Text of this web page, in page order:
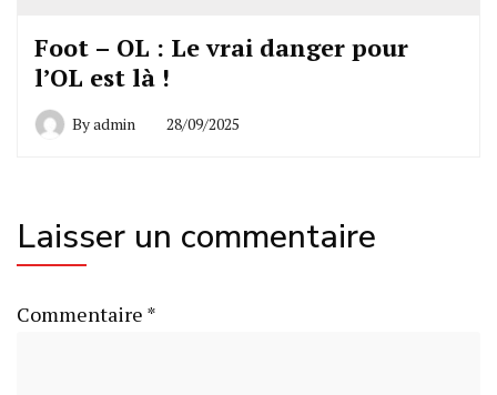
Foot – OL : Le vrai danger pour
l’OL est là !
Byadmin 28/09/2025
Laisser un commentaire
Commentaire *